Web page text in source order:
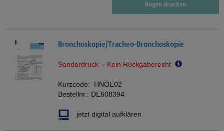
Bogen drucken
Bronchoskopie/Tracheo-Bronchoskopie
Sonderdruck - Kein Rückgaberecht
Kurzcode: HNOE02
Bestellnr.: DE608394
jetzt digital aufklären